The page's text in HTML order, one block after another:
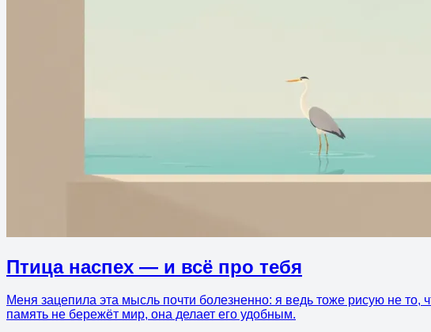
Птица наспех — и всё про тебя
Меня зацепила эта мысль почти болезненно: я ведь тоже рисую не то,
память не бережёт мир, она делает его удобным.